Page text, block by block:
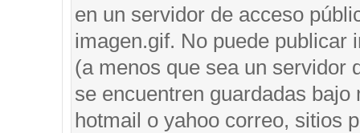
en un servidor de acceso
imagen.gif. No puede publicar
(a menos que sea un servidor
se encuentren guardadas
hotmail o yahoo correo, sitios